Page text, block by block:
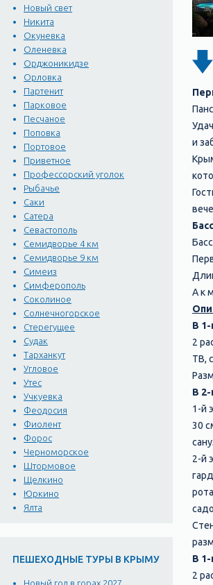
Новый свет
Никита
Окуневка
Оленевка
Орджоникидзе
Орловка
Партенит
Парковое
Песчаное
Поповка
Портовое
Приветное
Профессорский уголок
Рыбачье
Саки
Сатера
Севастополь
Семидворье 4 км
Семидворье 9 км
Симеиз
Симферополь
Соколиное
Солнечногорское
Стерегущее
Судак
Тарханкут
Угловое
Утес
Учкуевка
Феодосия
Фиолент
Форос
Черноморское
Штормовое
Щелкино
Юркино
Ялта
ПЕШЕХОДНЫЕ ТУРЫ В КРЫМУ
и
А к
В
2
ТВ,
В
1-й
30
2-й
В
2